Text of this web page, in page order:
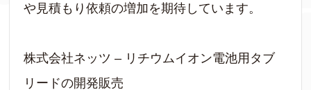
や見積もり依頼の増加を期待しています。
株式会社ネッツ – リチウムイオン電池用タブ
リードの開発販売